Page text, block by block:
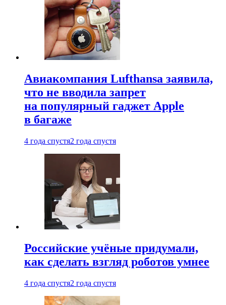
Авиакомпания Lufthansa заявила,
что не вводила запрет
на популярный гаджет Apple
в багаже
4 года спустя2 года спустя
Российские учёные придумали,
как сделать взгляд роботов умнее
4 года спустя2 года спустя